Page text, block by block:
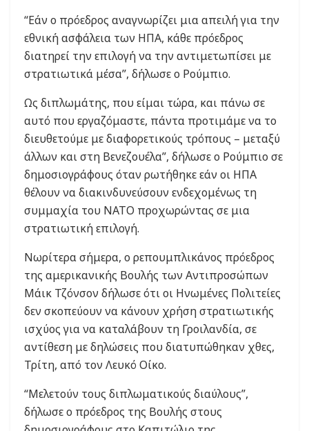
“Εάν ο πρόεδρος αναγνωρίζει μια απειλή για την
εθνική ασφάλεια των ΗΠΑ, κάθε πρόεδρος
διατηρεί την επιλογή να την αντιμετωπίσει με
στρατιωτικά μέσα”, δήλωσε ο Ρούμπιο.
Ως διπλωμάτης, που είμαι τώρα, και πάνω σε
αυτό που εργαζόμαστε, πάντα προτιμάμε να το
διευθετούμε με διαφορετικούς τρόπους – μεταξύ
άλλων και στη Βενεζουέλα”, δήλωσε ο Ρούμπιο σε
δημοσιογράφους όταν ρωτήθηκε εάν οι ΗΠΑ
θέλουν να διακινδυνεύσουν ενδεχομένως τη
συμμαχία του ΝΑΤΟ προχωρώντας σε μια
στρατιωτική επιλογή.
Νωρίτερα σήμερα, ο ρεπουμπλικάνος πρόεδρος
της αμερικανικής Βουλής των Αντιπροσώπων
Μάικ Τζόνσον δήλωσε ότι οι Ηνωμένες Πολιτείες
δεν σκοπεύουν να κάνουν χρήση στρατιωτικής
ισχύος για να καταλάβουν τη Γροιλανδία, σε
αντίθεση με δηλώσεις που διατυπώθηκαν χθες,
Τρίτη, από τον Λευκό Οίκο.
“Μελετούν τους διπλωματικούς διαύλους”,
δήλωσε ο πρόεδρος της Βουλής στους